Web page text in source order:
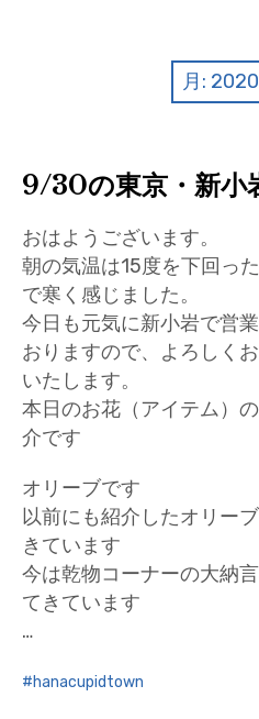
加盟店リスト
花キューピットタウン
団体概要
月:
9/30の東京・新小
おはようございます。
朝の気温は15度を下回っ
で寒く感じました。
今日も元気に新小岩で営
おりますので、よろしく
いたします。
本日のお花（アイテム）
介です
オリーブです
以前にも紹介したオリー
きています
今は乾物コーナーの大納
てきています
…
hanacupidtown